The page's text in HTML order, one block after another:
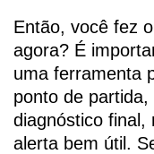
Então, você fez
agora? É
uma ferramenta
ponto de
diagnóstico final,
alerta bem útil.